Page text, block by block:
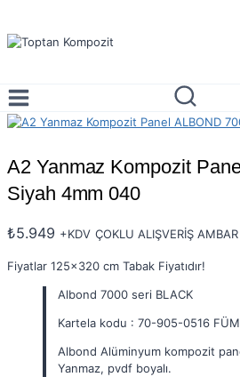
content
A2 Yanmaz Kompozit
Siyah 4mm 040
₺5.949 +KDV ÇOKLU ALIŞVERİŞ AMBAR
Fiyatlar 125×320 cm Tabak Fiyatıdır!
Albond 7000 seri BLACK
Kartela kodu : 70-905-0516
Albond Alüminyum kompozit
Yanmaz, pvdf boyalı.